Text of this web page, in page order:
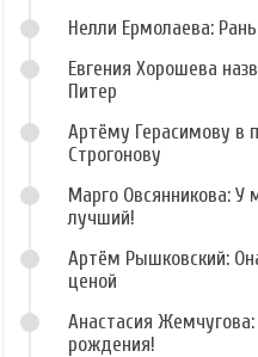
Нелли Ермолаева:
Евгения Хорошева
Питер
Артёму Герасимову в
Строгонову
Марго Овсянникова:
лучший!
Артём Рышковский:
ценой
Анастасия
рождения!